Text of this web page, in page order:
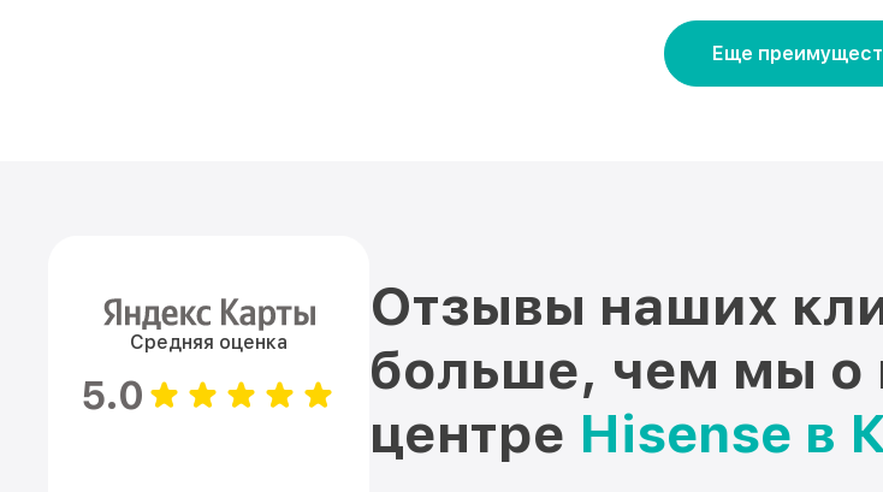
Еще
Средняя оценка
5.0
Отзывы наших
больше, чем мы о
центре Hisense в